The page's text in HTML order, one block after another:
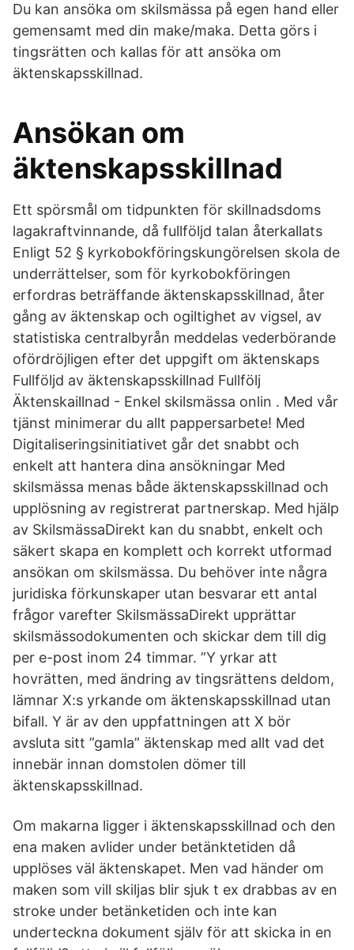
Du kan ansöka om skilsmässa på egen hand eller
gemensamt med din make/maka. Detta görs i
tingsrätten och kallas för att ansöka om
äktenskapsskillnad.
Ansökan om
äktenskapsskillnad
Ett spörsmål om tidpunkten för skillnadsdoms
lagakraftvinnande, då fullföljd talan återkallats
Enligt 52 § kyrkobokföringskungörelsen skola de
underrättelser, som för kyrkobokföringen
erfordras beträffande äktenskapsskillnad, åter
gång av äktenskap och ogiltighet av vigsel, av
statistiska centralbyrån meddelas vederbörande
ofördröjligen efter det uppgift om äktenskaps
Fullföljd av äktenskapsskillnad Fullfölj
Äktenskaillnad - Enkel skilsmässa onlin . Med vår
tjänst minimerar du allt pappersarbete! Med
Digitaliseringsinitiativet går det snabbt och
enkelt att hantera dina ansökningar Med
skilsmässa menas både äktenskapsskillnad och
upplösning av registrerat partnerskap. Med hjälp
av SkilsmässaDirekt kan du snabbt, enkelt och
säkert skapa en komplett och korrekt utformad
ansökan om skilsmässa. Du behöver inte några
juridiska förkunskaper utan besvarar ett antal
frågor varefter SkilsmässaDirekt upprättar
skilsmässodokumenten och skickar dem till dig
per e-post inom 24 timmar. ”Y yrkar att
hovrätten, med ändring av tingsrättens deldom,
lämnar X:s yrkande om äktenskapsskillnad utan
bifall. Y är av den uppfattningen att X bör
avsluta sitt ”gamla” äktenskap med allt vad det
innebär innan domstolen dömer till
äktenskapsskillnad.
Om makarna ligger i äktenskapsskillnad och den
ena maken avlider under betänktetiden då
upplöses väl äktenskapet. Men vad händer om
maken som vill skiljas blir sjuk t ex drabbas av en
stroke under betänketiden och inte kan
underteckna dokument själv för att skicka in en